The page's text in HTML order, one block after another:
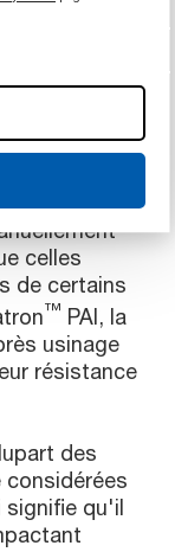
qui à leur
d'usinage
alors
de
les
celles
de certains
™ PAI, la
usinage
résistance
des
signifie qu'il